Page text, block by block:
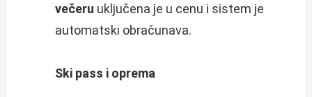
večeru uključena je u cenu i sistem je
automatski obračunava.
Ski pass i oprema